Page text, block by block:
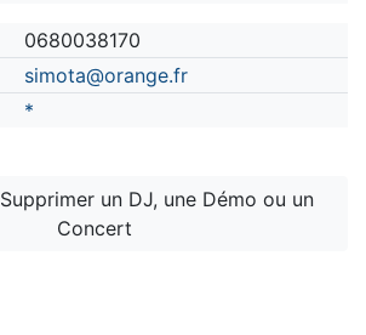
0680038170
simota@orange.fr
*
Concert